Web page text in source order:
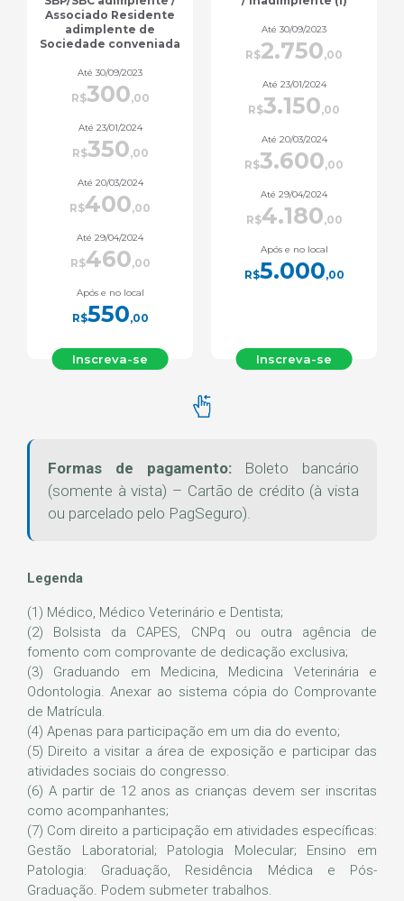
Até 30/09/2023
2.750
Até 23/01/2024
3.150
Até 20/03/2024
3.600
Até 29/04/2024
4.180
Após e no local
5.000
Inscreva-se
Até 30/09/2023
R$880,00
Até 23/01/2024
R$1.000,00
Até 20/03/2024
R$1.170,00
Até 29/04/2024
R$1.350,00
Após e no local
R$1.600,00
Inscreva-se
Formas de pagamento: Boleto bancário
(somente à vista) – Cartão de crédito (à vista
ou parcelado pelo PagSeguro).
Legenda
(1) Médico, Médico Veterinário e Dentista;
(2) Bolsista da CAPES, CNPq ou outra agência de
fomento com comprovante de dedicação exclusiva;
(3) Graduando em Medicina, Medicina Veterinária e
Odontologia. Anexar ao sistema cópia do Comprovante
de Matrícula.
(4) Apenas para participação em um dia do evento;
(5) Direito a visitar a área de exposição e participar das
atividades sociais do congresso.
(6) A partir de 12 anos as crianças devem ser inscritas
como acompanhantes;
(7) Com direito a participação em atividades específicas:
Gestão Laboratorial; Patologia Molecular; Ensino em
Patologia: Graduação, Residência Médica e Pós-
Graduação. Podem submeter trabalhos.